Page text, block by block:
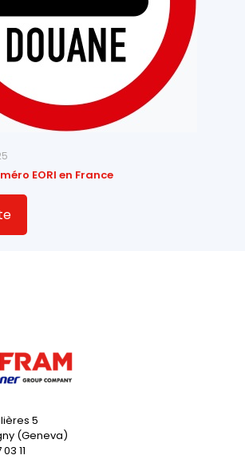
EORI en France
5
(Geneva)
11